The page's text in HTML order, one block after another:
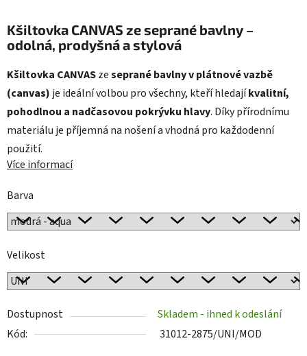
Kšiltovka CANVAS ze seprané bavlny –
odolná, prodyšná a stylová
Kšiltovka CANVASzeseprané bavlny v plátnové vazbě
(canvas) je ideální volbou pro všechny, kteří hledajíkvalitní,
pohodlnou a nadčasovou pokrývku hlavy. Díky přírodnímu
materiálu je příjemná na nošení a vhodná pro každodenní
použití.
Více informací
Barva
Velikost
Dostupnost
Skladem - ihned k odeslání
Kód:
31012-2875/UNI/MOD